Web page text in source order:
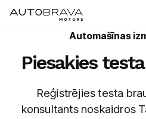
DUCATI motocikli
Pirkt jaunu
Pirkt mazlietotu
Automašīnas
Piesakies
Reģistrējies testa
konsultants noskaidros